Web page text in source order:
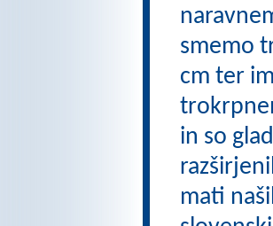
smemo
cm ter
in so
mati